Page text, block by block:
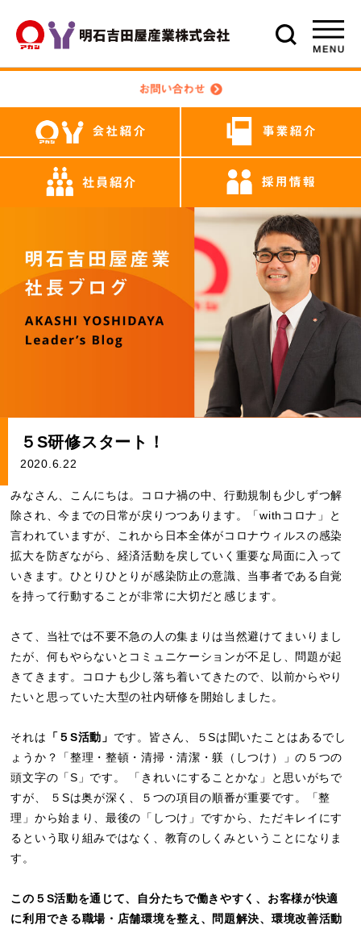
５S研修スタート！
2020.6.22
みなさん、こんにちは。コロナ禍の中、行動規制も少しずつ解
除され、今までの日常が戻りつつあります。「withコロナ」と
言われていますが、これから日本全体がコロナウィルスの感染
拡大を防ぎながら、経済活動を戻していく重要な局面に入って
いきます。ひとりひとりが感染防止の意識、当事者である自覚
を持って行動することが非常に大切だと感じます。
さて、当社では不要不急の人の集まりは当然避けてまいりまし
たが、何もやらないとコミュニケーションが不足し、問題が起
きてきます。コロナも少し落ち着いてきたので、以前からやり
たいと思っていた大型の社内研修を開始しました。
それは 「５S活動」 です。皆さん、５Sは聞いたことはあるでし
ょうか？「整理・整頓・清掃・清潔・躾（しつけ）」の５つの
頭文字の「S」です。 「きれいにすることかな」と思いがちで
すが、 ５Sは奥が深く、５つの項目の順番が重要です。「整
理」から始まり、最後の「しつけ」ですから、ただキレイにす
るという取り組みではなく、教育のしくみということになりま
す。
この５S活動を通じて、自分たちで働きやすく、お客様が快適
に利用できる職場・店舗環境を整え、問題解決、環境改善活動